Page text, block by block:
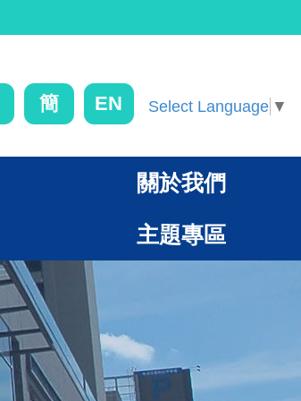
簡 EN Select Language ▼
關於我們
主題專區